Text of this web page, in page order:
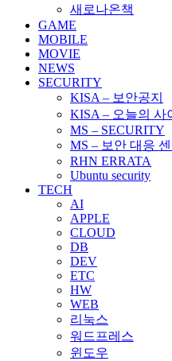
새로나온책
GAME
MOBILE
MOVIE
NEWS
SECURITY
KISA – 보안공지
KISA – 오늘의 사
MS – SECURITY
MS – 보안 대응 센
RHN ERRATA
Ubuntu security
TECH
AI
APPLE
CLOUD
DB
DEV
ETC
HW
WEB
리눅스
워드프레스
윈도우